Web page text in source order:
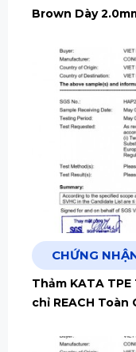
Brown Dày
CHỨNG
Thảm KATA
chỉ REACH Toàn